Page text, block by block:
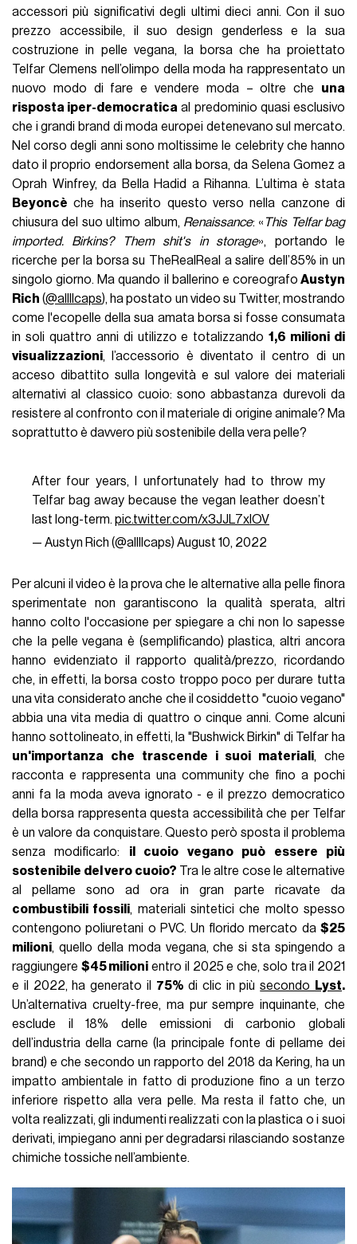
accessori più significativi degli ultimi dieci anni. Con il suo
prezzo accessibile, il suo design genderless e la sua
costruzione in pelle vegana, la borsa che ha proiettato
Telfar Clemens nell’olimpo della moda ha rappresentato un
nuovo modo di fare e vendere moda – oltre che una
risposta iper-democratica al predominio quasi esclusivo
che i grandi brand di moda europei detenevano sul mercato.
Nel corso degli anni sono moltissime le celebrity che hanno
dato il proprio endorsement alla borsa, da Selena Gomez a
Oprah Winfrey, da Bella Hadid a Rihanna. L’ultima è stata
Beyoncè che ha inserito questo verso nella canzone di
chiusura del suo ultimo album, Renaissance: « This Telfar bag
imported. Birkins? Them shit's in storage», portando le
ricerche per la borsa su TheRealReal a salire dell’85% in un
singolo giorno. Ma quando il ballerino e coreografo Austyn
Rich (@allllcaps), ha postato un video su Twitter, mostrando
come l'ecopelle della sua amata borsa si fosse consumata
in soli quattro anni di utilizzo e totalizzando1,6 milioni di
visualizzazioni, l’accessorio è diventato il centro di un
acceso dibattito sulla longevità e sul valore dei materiali
alternativi al classico cuoio: sono abbastanza durevoli da
resistere al confronto con il materiale di origine animale? Ma
soprattutto è davvero più sostenibile della vera pelle?
After four years, I unfortunately had to throw my
Telfar bag away because the vegan leather doesn’t
last long-term. pic.twitter.com/x3JJL7xIOV
— Austyn Rich (@allllcaps) August 10, 2022
Per alcuni il video è la prova che le alternative alla pelle finora
sperimentate non garantiscono la qualità sperata, altri
hanno colto l'occasione per spiegare a chi non lo sapesse
che la pelle vegana è (semplificando) plastica, altri ancora
hanno evidenziato il rapporto qualità/prezzo, ricordando
che, in effetti, la borsa costo troppo poco per durare tutta
una vita considerato anche che il cosiddetto "cuoio vegano"
abbia una vita media di quattro o cinque anni. Come alcuni
hanno sottolineato, in effetti, la "Bushwick Birkin" di Telfar ha
un'importanza che trascende i suoi materiali, che
racconta e rappresenta una community che fino a pochi
anni fa la moda aveva ignorato - e il prezzo democratico
della borsa rappresenta questa accessibilità che per Telfar
è un valore da conquistare. Questo però sposta il problema
senza modificarlo: il cuoio vegano può essere più
sostenibile del vero cuoio? Tra le altre cose le alternative
al pellame sono ad ora in gran parte ricavate da
combustibili fossili, materiali sintetici che molto spesso
contengono poliuretani o PVC. Un florido mercato da $25
milioni, quello della moda vegana, che si sta spingendo a
raggiungere $45 milioni entro il 2025 e che, solo tra il 2021
e il 2022, ha generato il 75% di clic in piùsecondo Lyst.
Un’alternativa cruelty-free, ma pur sempre inquinante, che
esclude il 18% delle emissioni di carbonio globali
dell’industria della carne (la principale fonte di pellame dei
brand) e che secondo un rapporto del 2018 da Kering, ha un
impatto ambientale in fatto di produzione fino a un terzo
inferiore rispetto alla vera pelle. Ma resta il fatto che, un
volta realizzati, gli indumenti realizzati con la plastica o i suoi
derivati, impiegano anni per degradarsi rilasciando sostanze
chimiche tossiche nell’ambiente.